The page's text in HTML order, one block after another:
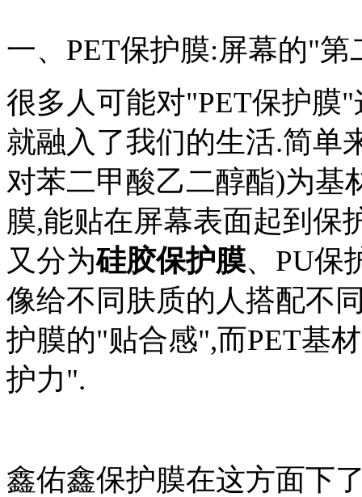
一、PET保护膜:屏幕的"第
很多人可能对"PET保护膜
就融入了我们的生活.简单
对苯二甲酸乙二醇酯)为基
膜,能贴在屏幕表面起到保
又分为硅胶保护膜、PU
像给不同肤质的人搭配不
护膜的"贴合感",而PET基
护力".
鑫佑鑫保护膜在这方面下